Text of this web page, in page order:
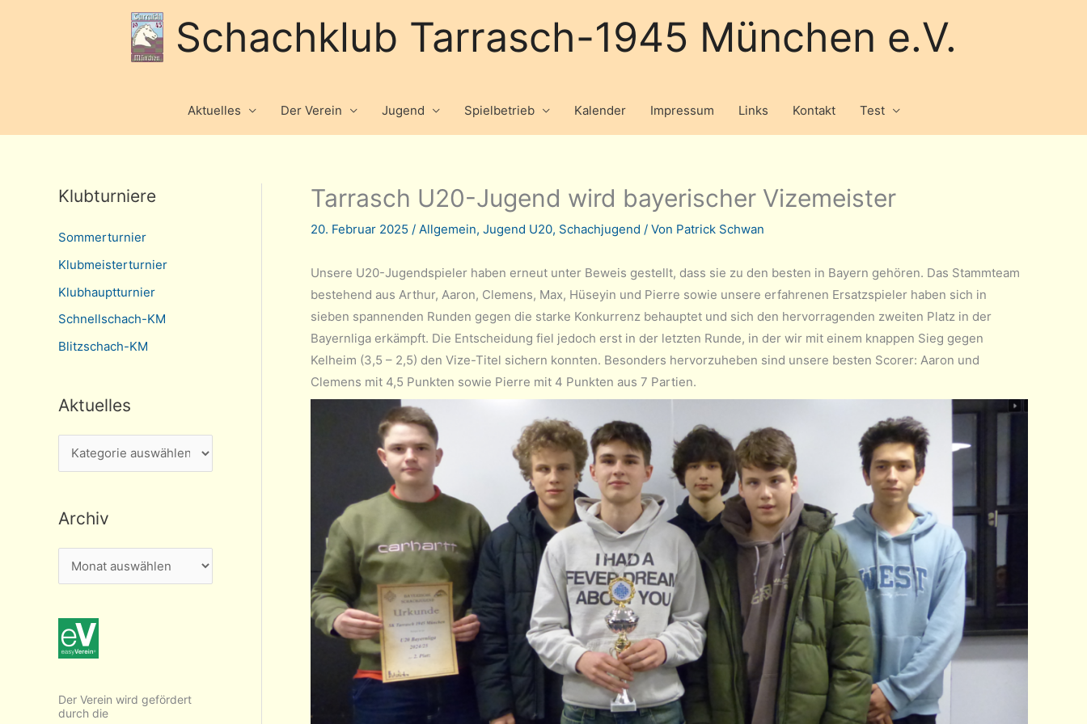
Schachklub Tarrasch-1945 München e.V.
Aktuelles Der Verein Jugend Spielbetrieb Kalender Impressum Links Kontakt Test
Klubturniere
Sommerturnier
Klubmeisterturnier
Klubhauptturnier
Schnellschach-KM
Blitzschach-KM
Aktuelles
k
u
e
s
Archiv
r
h
i
Der Verein wird gefördert
durch die
Tarrasch U20-Jugend wird bayerischer Vizemeister
20. Februar 2025 / Allgemein, Jugend U20, Schachjugend / Von Patrick Schwan
Unsere U20-Jugendspieler haben erneut unter Beweis gestellt, dass sie zu den besten in Bayern gehören. Das Stammteam
bestehend aus Arthur, Aaron, Clemens, Max, Hüseyin und Pierre sowie unsere erfahrenen Ersatzspieler haben sich in
sieben spannenden Runden gegen die starke Konkurrenz behauptet und sich den hervorragenden zweiten Platz in der
Bayernliga erkämpft. Die Entscheidung fiel jedoch erst in der letzten Runde, in der wir mit einem knappen Sieg gegen
Kelheim (3,5 – 2,5) den Vize-Titel sichern konnten. Besonders hervorzuheben sind unsere besten Scorer: Aaron und
Clemens mit 4,5 Punkten sowie Pierre mit 4 Punkten aus 7 Partien.